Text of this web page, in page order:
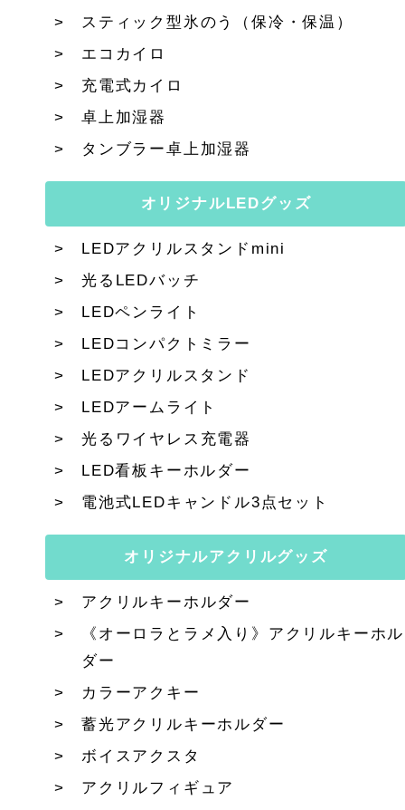
スティック型氷のう（保冷・保温）
エコカイロ
充電式カイロ
卓上加湿器
タンブラー卓上加湿器
オリジナルLEDグッズ
LEDアクリルスタンドmini
光るLEDバッチ
LEDペンライト
LEDコンパクトミラー
LEDアクリルスタンド
LEDアームライト
光るワイヤレス充電器
LED看板キーホルダー
電池式LEDキャンドル3点セット
オリジナルアクリルグッズ
アクリルキーホルダー
《オーロラとラメ入り》アクリルキーホル
ダー
カラーアクキー
蓄光アクリルキーホルダー
ボイスアクスタ
アクリルフィギュア